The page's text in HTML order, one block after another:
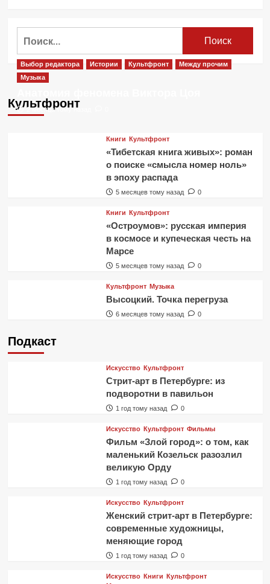
Cigarettes
—
видео
Les
Культфронт
Выбор редактора Истории Культфронт
Между прочим
Музыка
2 месяца тому назад
Книги Культфронт
«Тибетская книга живых»: роман
о поиске «смысла номер ноль»
в эпоху распада
5 месяцев тому назад 0
Книги Культфронт
«Остроумов»: русская империя
в космосе и купеческая честь на
Марсе
5 месяцев тому назад 0
Культфронт Музыка
Высоцкий. Точка перегруза
6 месяцев тому назад 0
Подкаст
Искусство Культфронт
Стрит-арт в Петербурге: из
подворотни в павильон
1 год тому назад 0
Искусство Культфронт Фильмы
Фильм «Злой город»: о том, как
маленький Козельск разозлил
великую Орду
1 год тому назад 0
Искусство Культфронт
Женский стрит-арт в Петербурге:
современные художницы,
меняющие город
1 год тому назад 0
Искусство Книги Культфронт